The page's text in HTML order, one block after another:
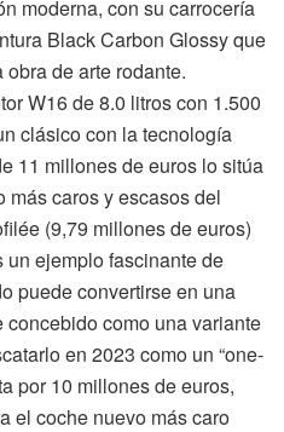
moderna, con su carrocería
Black Carbon Glossy que
de arte rodante.
W16 de 8.0 litros con 1.500
clásico con la tecnología
11 millones de euros lo sitúa
caros y escasos del
(9,79 millones de euros)
ejemplo fascinante de
puede convertirse en una
como una variante
en 2023 como un “one-
por 10 millones de euros,
el coche nuevo más caro